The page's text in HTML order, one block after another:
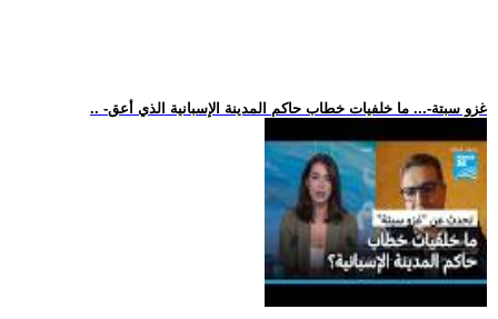
.. -غزو سبتة-... ما خلفيات خطاب حاكم المدينة الإسبانية الذي أعق